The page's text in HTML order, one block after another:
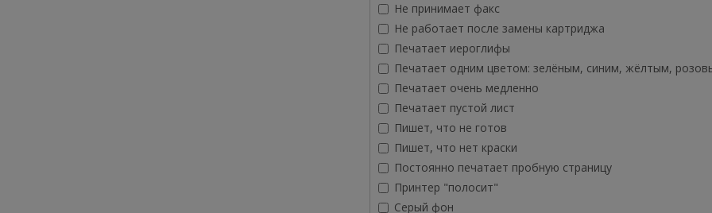
Не принимает факс
Не работает после замены картриджа
Печатает иероглифы
Печатает одним цветом: зелёным, синим, жёлтым,
Печатает очень медленно
Печатает пустой лист
Пишет, что не готов
Пишет, что нет краски
Постоянно печатает пробную страницу
Принтер "полосит"
Серый фон